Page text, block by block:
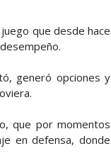
que desde hace
generó opciones y
que por momentos
en defensa, donde